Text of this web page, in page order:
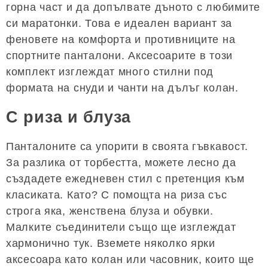
горна част и да допълвате дъното с любимите
си маратонки. Това е идеален вариант за
феновете на комфорта и противниците на
спортните панталони. Аксесоарите в този
комплект изглеждат много стилни под
формата на снуди и чанти на дълъг колан.
С риза и блуза
Панталоните са упорити в своята гъвкавост.
За разлика от торбестта, можете лесно да
създадете ежедневен стил с претенция към
класиката. Като? С помощта на риза със
строга яка, женствена блуза и обувки.
Малките съединители също ще изглеждат
хармонично тук. Вземете няколко ярки
аксесоара като колан или часовник, които ще